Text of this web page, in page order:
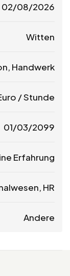
02/08/2026
Witten
Handwerk
/ Stunde
01/03/2099
Erfahrung
HR
Andere